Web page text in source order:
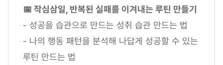
📅 작심삼일, 반복된 실패를 이겨내는 루틴 만들기
- 성공을 습관으로 만드는 성취 습관 만드는 법
- 나의 행동 패턴을 분석해 나답게 성공할 수 있는
루틴 만드는 법